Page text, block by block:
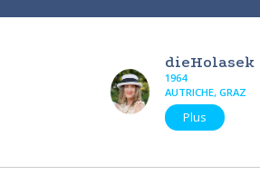
dieHolasek
1964
AUTRICHE, GRAZ
Plus